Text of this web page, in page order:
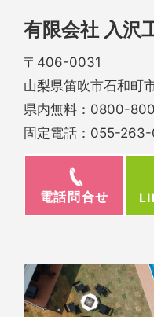
有限会社 入沢
〒406-0031
山梨県笛吹市石和町
県内無料： 0800-
固定電話： 055-
電話問合せ